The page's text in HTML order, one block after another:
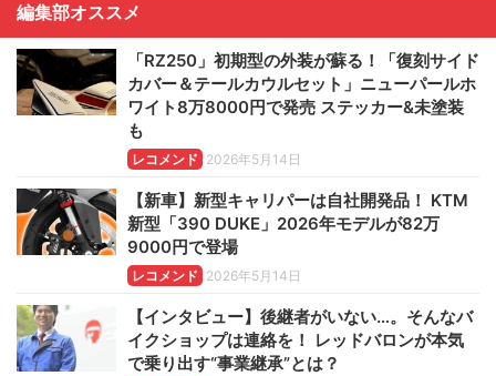
編集部オススメ
「RZ250」初期型の外装が蘇る！「復刻サイド
カバー＆テールカウルセット」ニューパールホ
ワイト8万8000円で発売 ステッカー&未塗装
も
レコメンド 2026年5月14日
【新車】新型キャリパーは自社開発品！ KTM
新型「390 DUKE」2026年モデルが82万
9000円で登場
レコメンド 2026年5月14日
【インタビュー】後継者がいない…。そんなバ
イクショップは連絡を！ レッドバロンが本気
で乗り出す“事業継承”とは？